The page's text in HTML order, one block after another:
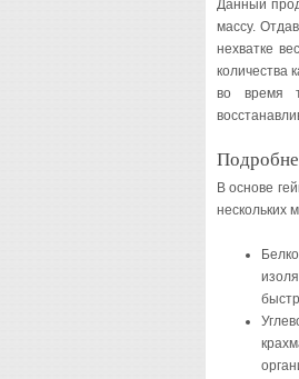
Данный
массу.
нехватке
количества
во время
В основе
нескольких